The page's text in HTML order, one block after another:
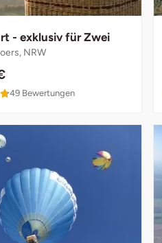
- exklusiv für Zwei
NRW
49 Bewertungen